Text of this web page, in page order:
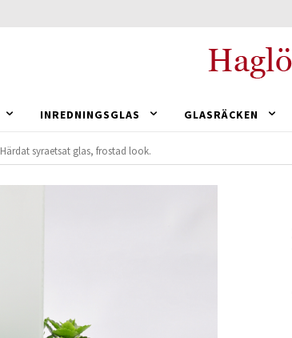
INREDNINGSGLAS GLASRÄCKEN
Härdat syraetsat glas, frostad look.